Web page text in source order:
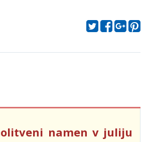
namen v juliju